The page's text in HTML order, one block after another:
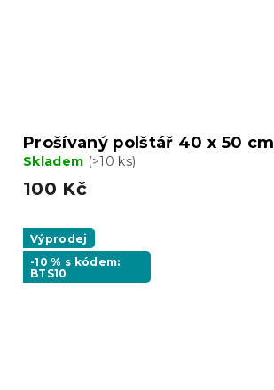
Prošívaný polštář 40 x 50 cm
Skladem (>10 ks)
100 Kč
Výprodej
-10 % s kódem:
BTS10